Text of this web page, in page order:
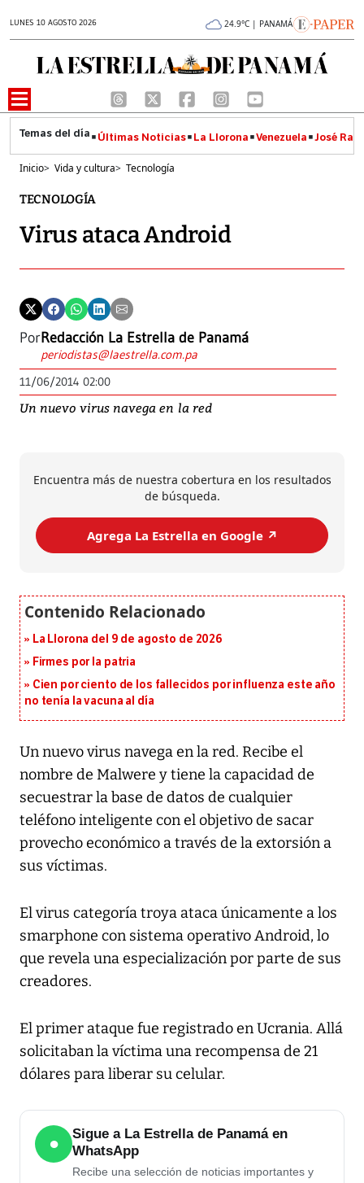
LUNES 10 AGOSTO 2026 24.9°C | PANAMÁ
Últimas Noticias La Llorona Venezuela José
Inicio> Vida y cultura> Tecnología
TECNOLOGÍA
Virus ataca Android
PorRedacción La Estrella de Panamá
periodistas@laestrella.com.pa
11/06/2014 02:00
Un nuevo virus navega en la red
Encuentra más de nuestra cobertura en los resultados
de búsqueda.
Agrega La Estrella en Google ↗️
La Llorona del 9 de agosto de 2026
Firmes por la patria
Cien por ciento de los fallecidos por influenza este año
no tenía la vacuna al día
Un nuevo virus navega en la red. Recibe el
nombre de Malwere y tiene la capacidad de
secuestrar la base de datos de cualquier
teléfono inteligente con el objetivo de sacar
provecho económico a través de la extorsión a
sus víctimas.
El virus categoría troya ataca únicamente a los
smarphone con sistema operativo Android, lo
que revela una especialización por parte de sus
creadores.
El primer ataque fue registrado en Ucrania. Allá
solicitaban la víctima una recompensa de 21
dólares para liberar su celular.
●
Sigue a La Estrella de Panamá en
WhatsApp
Recibe una selección de noticias importantes y